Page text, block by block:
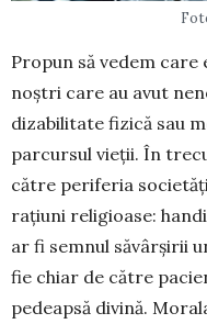
Propun să vedem
noștri care au avut
dizabilitate fizică sau
parcursul vieții. În
către periferia
rațiuni religioase:
ar fi semnul săvârșirii
fie chiar de către
pedeapsă divină.